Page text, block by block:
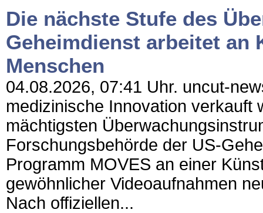
Die nächste Stufe des
Geheimdienst arbeitet an
Menschen
04.08.2026, 07:41 Uhr. uncut-
medizinische Innovation verkauft
mächtigsten
Forschungsbehörde der US-
Programm MOVES an einer
gewöhnlicher Videoaufnahmen
Nach offiziellen...